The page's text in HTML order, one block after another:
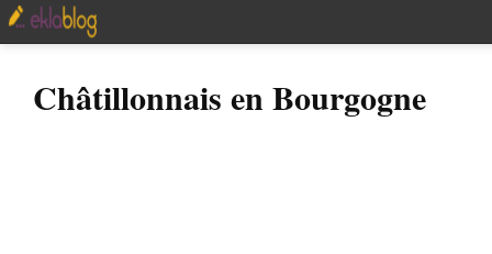
Châtillonnais en Bourgogne